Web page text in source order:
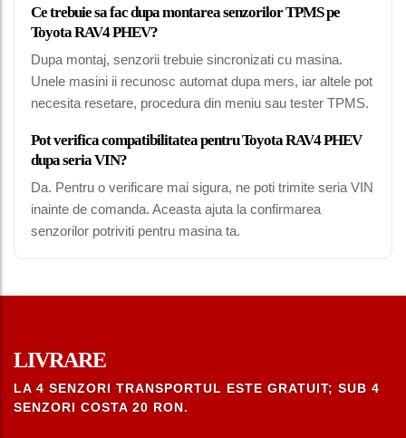
Ce trebuie sa fac dupa montarea senzorilor TPMS pe
Toyota RAV4 PHEV?
Dupa montaj, senzorii trebuie sincronizati cu masina.
Unele masini ii recunosc automat dupa mers, iar altele pot
necesita resetare, procedura din meniu sau tester TPMS.
Pot verifica compatibilitatea pentru Toyota RAV4 PHEV
dupa seria VIN?
Da. Pentru o verificare mai sigura, ne poti trimite seria VIN
inainte de comanda. Aceasta ajuta la confirmarea
senzorilor potriviti pentru masina ta.
LIVRARE
LA 4 SENZORI TRANSPORTUL ESTE GRATUIT; SUB 4
SENZORI COSTA 20 RON.